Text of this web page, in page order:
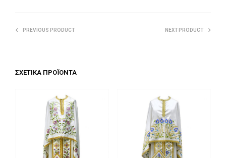
PREVIOUS PRODUCT NEXT PRODUCT
ΣΧΕΤΙΚΆ ΠΡΟΪΌΝΤΑ